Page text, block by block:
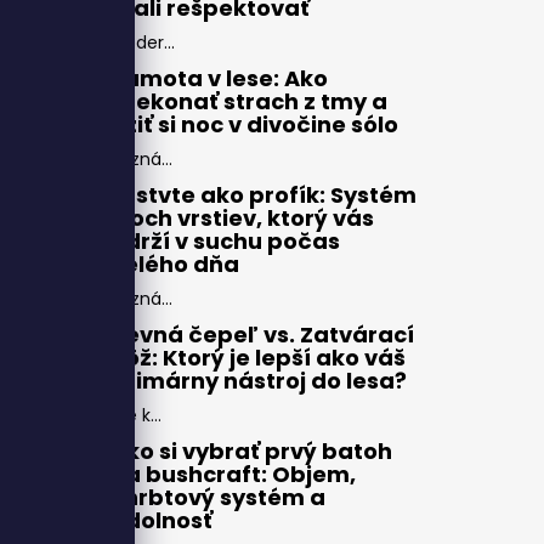
mali rešpektovať
Moder...
Samota v lese: Ako
prekonať strach z tmy a
užiť si noc v divočine sólo
Pozná...
Vrstvte ako profík: Systém
troch vrstiev, ktorý vás
udrží v suchu počas
celého dňa
Pozná...
Pevná čepeľ vs. Zatvárací
nôž: Ktorý je lepší ako váš
primárny nástroj do lesa?
Pre k...
Ako si vybrať prvý batoh
na bushcraft: Objem,
chrbtový systém a
odolnosť